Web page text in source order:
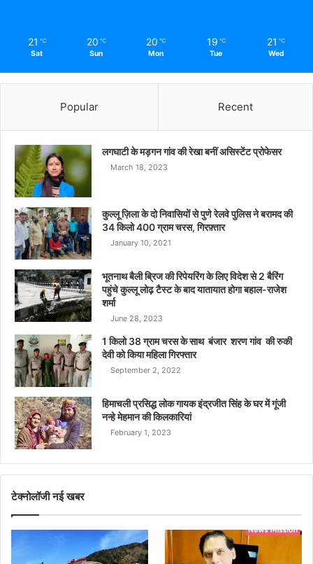
21 ℃
Sat
20 ℃
Sun
20 ℃
Mon
19 ℃
Tue
21 ℃
Wed
Popular Recent
लगघाटी के मड़गन गांव की रेखा बनीं असिस्टेंट प्रोफेसर
March 18, 2023
कुल्लू ज़िला के दो निवासियों से पुणे रेलवे पुलिस ने बरामद की
34 किलो 400 ग्राम चरस, गिरफ़्तार
January 10, 2021
भूतनाथ बैली ब्रिज की रिपेयरिंग के लिए विदेश से 2 बैरिंग
पहुंचे कुल्लू लोढ़ टैस्ट के बाद यातायात होगा बहाल-राजेश
शर्मा
June 28, 2023
1 किलो 38 ग्राम चरस के साथ बंजार शरण गांव की रुकी
देवी को किया महिला गिरफ्तार
September 2, 2022
हिमाचली प्रसिद्ध लोक गायक इंद्रजीत सिंह के घर में गूंजी
नन्हे मेहमान की किलकारियां
February 1, 2023
टेक्नोलॉजी नई खबर